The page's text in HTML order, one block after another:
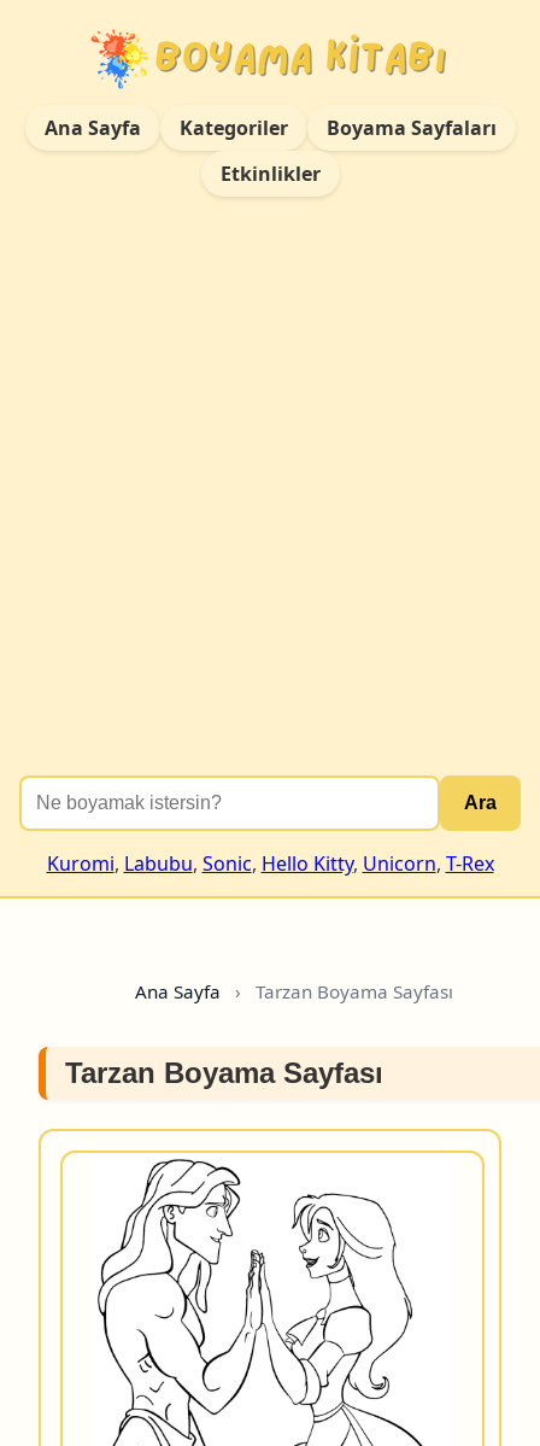
Ana Sayfa Kategoriler
Boyama Sayfaları
Etkinlikler
Ara
Kuromi, Labubu, Sonic, Hello Kitty, Unicorn, T-Rex
Ana Sayfa › Tarzan Boyama Sayfası
Tarzan Boyama Sayfası